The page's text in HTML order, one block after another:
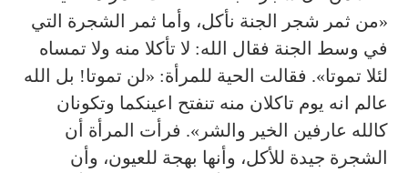
«من ثمر شجر الجنة نأكل، وأما ثمر الشجرة التي
في وسط الجنة فقال الله: لا تأكلا منه ولا تمساه
لئلا تموتا». فقالت الحية للمرأة: «لن تموتا! بل الله
عالم انه يوم تاكلان منه تنفتح اعينكما وتكونان
كالله عارفين الخير والشر». فرأت المرأة أن
الشجرة جيدة للأكل، وأنها بهجة للعيون، وأن